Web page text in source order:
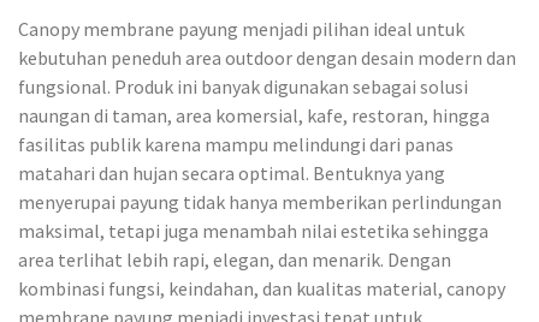
Canopy membrane payung menjadi pilihan ideal untuk
kebutuhan peneduh area outdoor dengan desain modern dan
fungsional. Produk ini banyak digunakan sebagai solusi
naungan di taman, area komersial, kafe, restoran, hingga
fasilitas publik karena mampu melindungi dari panas
matahari dan hujan secara optimal. Bentuknya yang
menyerupai payung tidak hanya memberikan perlindungan
maksimal, tetapi juga menambah nilai estetika sehingga
area terlihat lebih rapi, elegan, dan menarik. Dengan
kombinasi fungsi, keindahan, dan kualitas material, canopy
membrane payung menjadi investasi tepat untuk